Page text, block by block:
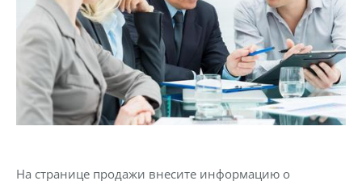
На странице продажи внесите информацию о